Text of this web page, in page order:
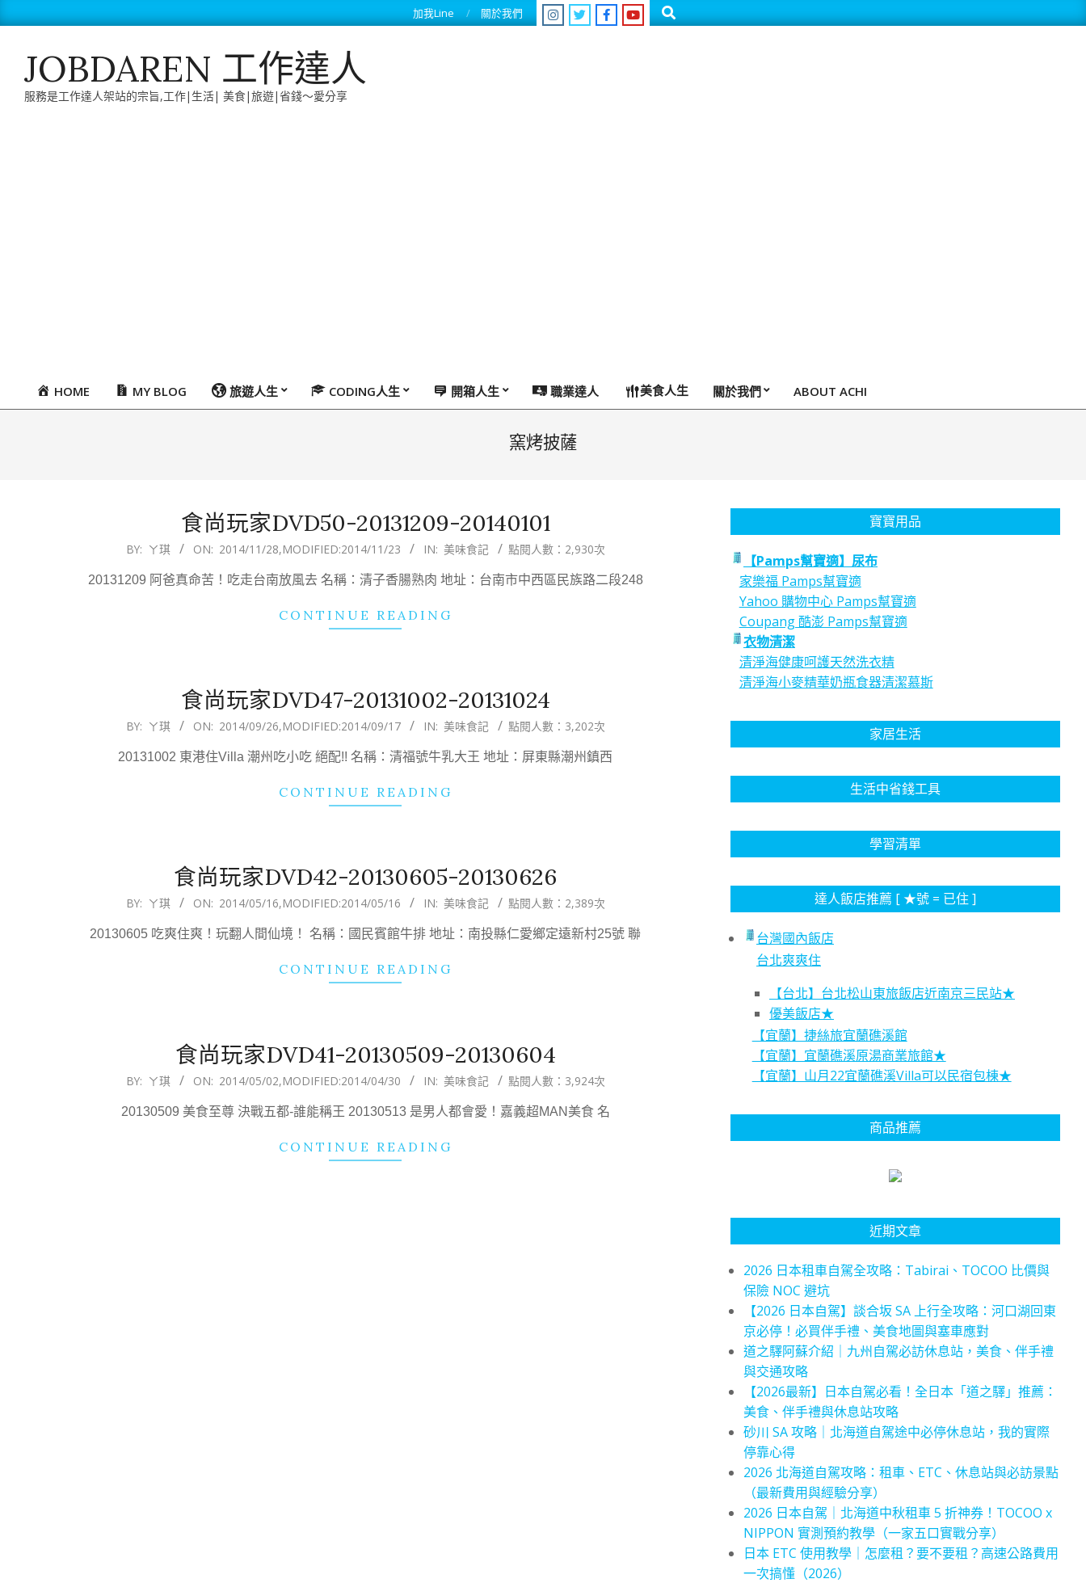
to
加我Line 關於我們 Search
JOBDAREN 工作達人
服務是工作達人架站的宗旨,工作|生活| 美食|旅遊|省錢～愛分享
PrimaryHOME MY BLOG 旅遊人生 CODING人生 開箱人生 職業達人 美食人生 關於我們 ABOUT ACHI
窯烤披薩
食尚玩家DVD50-20131209-20140101
BY: ㄚ琪 ON: 2014/11/28,MODIFIED:2014/11/23 IN: 美味食記 點閱人數：2,930次
20131209 阿爸真命苦！吃走台南放風去 名稱：清子香腸熟肉 地址：台南市中西區民族路二段248
CONTINUE READING
食尚玩家DVD47-20131002-20131024
BY: ㄚ琪 ON: 2014/09/26,MODIFIED:2014/09/17 IN: 美味食記 點閱人數：3,202次
20131002 東港住Villa 潮州吃小吃 絕配!! 名稱：清福號牛乳大王 地址：屏東縣潮州鎮西
CONTINUE READING
食尚玩家DVD42-20130605-20130626
BY: ㄚ琪 ON: 2014/05/16,MODIFIED:2014/05/16 IN: 美味食記 點閱人數：2,389次
20130605 吃爽住爽！玩翻人間仙境！ 名稱：國民賓館牛排 地址：南投縣仁愛鄉定遠新村25號 聯
CONTINUE READING
食尚玩家DVD41-20130509-20130604
BY: ㄚ琪 ON: 2014/05/02,MODIFIED:2014/04/30 IN: 美味食記 點閱人數：3,924次
20130509 美食至尊 決戰五都-誰能稱王 20130513 是男人都會愛！嘉義超MAN美食 名
CONTINUE READING
寶寶用品
【Pamps幫寶適】尿布
家樂福 Pamps幫寶適
Yahoo 購物中心 Pamps幫寶適
Coupang 酷澎 Pamps幫寶適
衣物清潔
清淨海健康呵護天然洗衣精
清淨海小麥精華奶瓶食器清潔慕斯
家居生活
生活中省錢工具
學習清單
達人飯店推薦 [ ★號 = 已住 ]
台灣國內飯店
台北爽爽住
【台北】台北松山東旅飯店近南京三民站★
優美飯店★
【宜蘭】捷絲旅宜蘭礁溪館
【宜蘭】宜蘭礁溪原湯商業旅館★
【宜蘭】山月22宜蘭礁溪Villa可以民宿包棟★
商品推薦
近期文章
2026 日本租車自駕全攻略：Tabirai、TOCOO 比價與
保險 NOC 避坑
【2026 日本自駕】談合坂 SA 上行全攻略：河口湖回東
京必停！必買伴手禮、美食地圖與塞車應對
道之驛阿蘇介紹｜九州自駕必訪休息站，美食、伴手禮
與交通攻略
【2026最新】日本自駕必看！全日本「道之驛」推薦：
美食、伴手禮與休息站攻略
砂川 SA 攻略｜北海道自駕途中必停休息站，我的實際
停靠心得
2026 北海道自駕攻略：租車、ETC、休息站與必訪景點
（最新費用與經驗分享）
2026 日本自駕｜北海道中秋租車 5 折神券！TOCOO x
NIPPON 實測預約教學（一家五口實戰分享）
日本 ETC 使用教學｜怎麼租？要不要租？高速公路費用
一次搞懂（2026）